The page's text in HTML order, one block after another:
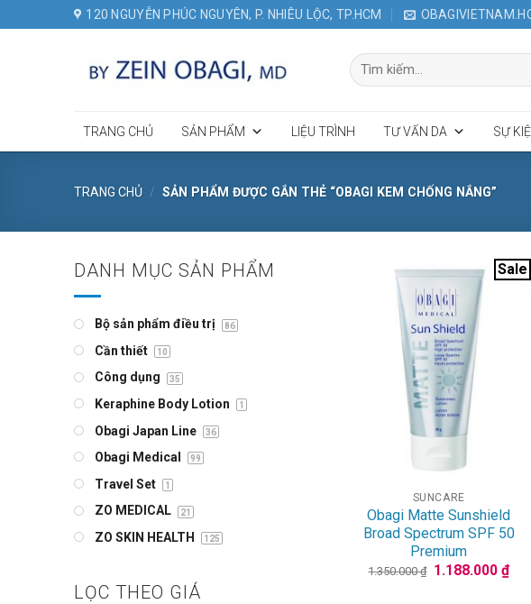
120 NGUYỄN PHÚC NGUYÊN, P. NHIÊU LỘC, TP.HCM
Tìm
kiếm:
TRANG CHỦ SẢN PHẨM LIỆU TRÌNH TƯ VẤN DA SỰ
TRANG CHỦ / SẢN PHẨM ĐƯỢC GẮN THẺ “OBAGI KEM CHỐNG NẮNG”
DANH MỤC SẢN PHẨM
Bộ sản phẩm điều trị 86
Cần thiết 10
Công dụng 35
Keraphine Body Lotion 1
Obagi Japan Line 36
Obagi Medical 99
Travel Set 1
ZO MEDICAL 21
ZO SKIN HEALTH 125
LỌC THEO GIÁ
Sale
SUNCARE
Obagi Matte Sunshield
Broad Spectrum SPF 50
Premium
1.350.000₫ Giá
1.188.000₫Giá
hiện